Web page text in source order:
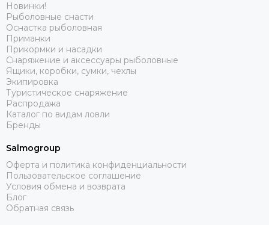
Новинки!
Рыболовные снасти
Оснастка рыболовная
Приманки
Прикормки и насадки
Снаряжение и аксессуары рыболовные
Ящики, коробки, сумки, чехлы
Экипировка
Туристическое снаряжение
Распродажа
Каталог по видам ловли
Бренды
Salmogroup
Оферта и политика конфиденциальности
Пользовательское соглашение
Условия обмена и возврата
Блог
Обратная связь